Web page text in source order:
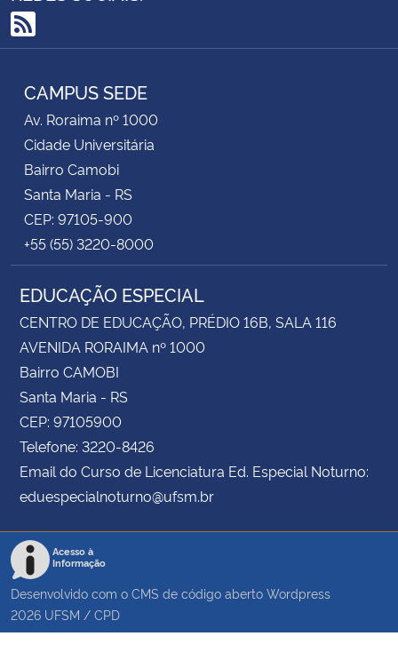
RSS
CAMPUS SEDE
Av. Roraima nº 1000
Cidade Universitária
Bairro Camobi
Santa Maria - RS
CEP: 97105-900
+55 (55) 3220-8000
EDUCAÇÃO ESPECIAL
CENTRO DE EDUCAÇÃO, PRÉDIO 16B, SALA 116
AVENIDA RORAIMA nº 1000
Bairro CAMOBI
Santa Maria - RS
CEP: 97105900
Telefone: 3220-8426
Email do Curso de Licenciatura Ed. Especial Noturno:
eduespecialnoturno@ufsm.br
Acesso à
Informação
Desenvolvido com o CMS de código aberto Wordpress
2026 UFSM / CPD